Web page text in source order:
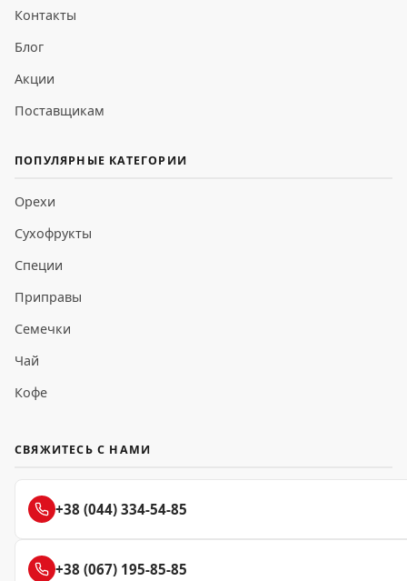
Контакты
Блог
Акции
Поставщикам
ПОПУЛЯРНЫЕ КАТЕГОРИИ
Орехи
Сухофрукты
Специи
Приправы
Семечки
Чай
Кофе
СВЯЖИТЕСЬ С НАМИ
+38 (044) 334-54-85
+38 (067) 195-85-85